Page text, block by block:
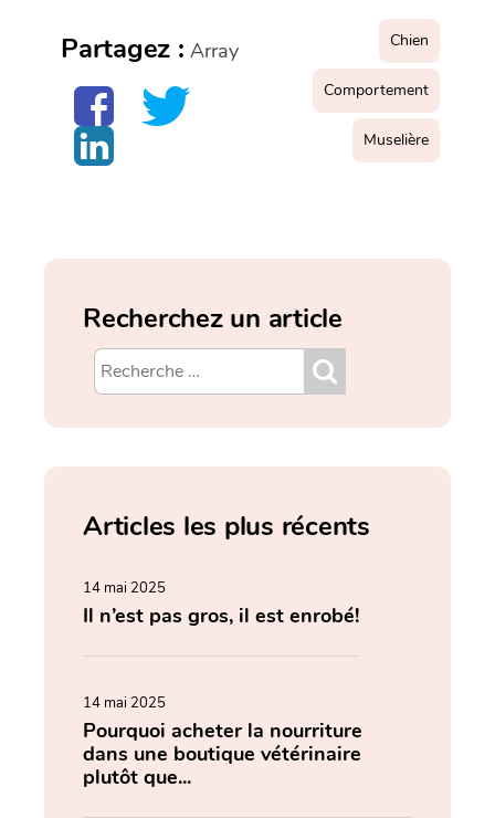
Partagez : Array Chien
Comportement
Muselière
Recherchez un article
Articles les plus récents
14 mai 2025
Il n’est pas gros, il est enrobé!
14 mai 2025
Pourquoi acheter la nourriture
dans une boutique vétérinaire
plutôt que...